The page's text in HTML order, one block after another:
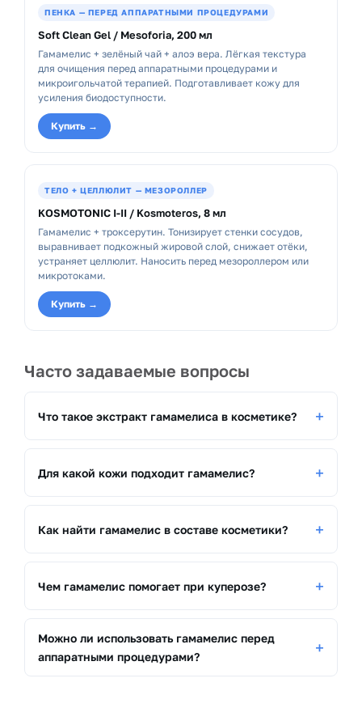
ПЕНКА — ПЕРЕД АППАРАТНЫМИ ПРОЦЕДУРАМИ
Soft Clean Gel / Mesoforia, 200 мл
Гамамелис + зелёный чай + алоэ вера. Лёгкая текстура
для очищения перед аппаратными процедурами и
микроигольчатой терапией. Подготавливает кожу для
усиления биодоступности.
Купить →
ТЕЛО + ЦЕЛЛЮЛИТ — МЕЗОРОЛЛЕР
KOSMOTONIC I-II / Kosmoteros, 8 мл
Гамамелис + троксерутин. Тонизирует стенки сосудов,
выравнивает подкожный жировой слой, снижает отёки,
устраняет целлюлит. Наносить перед мезороллером или
микротоками.
Купить →
Часто задаваемые вопросы
Что такое экстракт гамамелиса в косметике?
Для какой кожи подходит гамамелис?
Как найти гамамелис в составе косметики?
Чем гамамелис помогает при куперозе?
Можно ли использовать гамамелис перед
аппаратными процедурами?